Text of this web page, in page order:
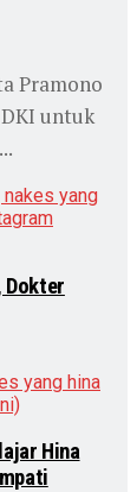
Pramono
untuk
Dokter
Hina